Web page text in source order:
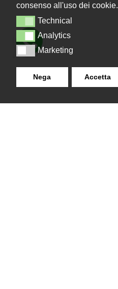
consenso all'uso dei cookie.
TechnicalTechnical
AnalyticsAnalytics
MarketingMarketing
Nega Accetta